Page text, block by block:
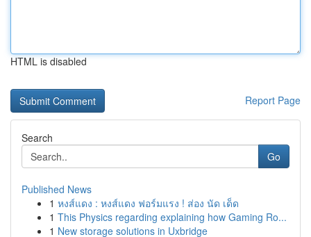
HTML is disabled
Report Page
Search
Go
Published News
1 หงส์แดง : หงส์แดง ฟอร์มแรง ! ส่อง นัด เด็ด
1 This Physics regarding explaining how Gaming Ro...
1 New storage solutions in Uxbridge